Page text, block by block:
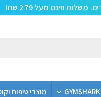
GYMSHARK מוצרי טיפוח